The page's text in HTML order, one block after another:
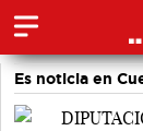
Es noticia en